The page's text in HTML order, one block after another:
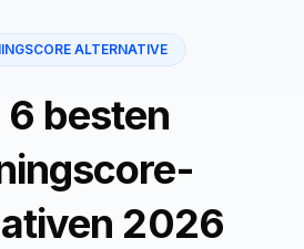
ALTERNATIVE
6 besten
2026